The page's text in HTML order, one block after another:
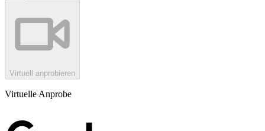
Virtuell anprobieren
Virtuelle Anprobe